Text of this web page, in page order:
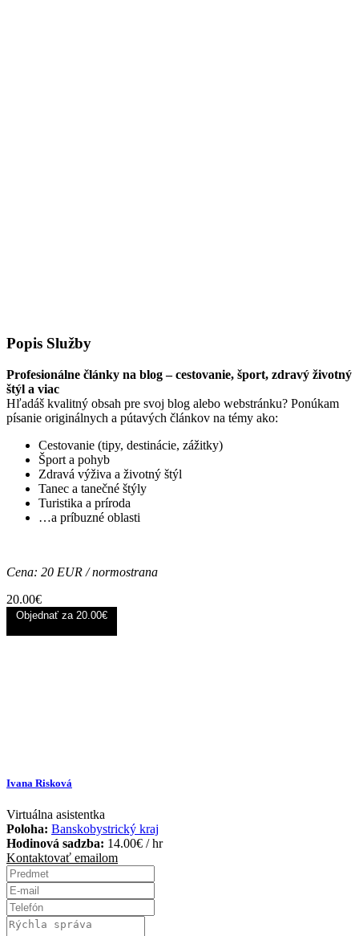
Popis Služby
Profesionálne články na blog – cestovanie, šport, zdravý životný
štýl a viac
Hľadáš kvalitný obsah pre svoj blog alebo webstránku? Ponúkam
písanie originálnych a pútavých článkov na témy ako:
Cestovanie (tipy, destinácie, zážitky)
Šport a pohyb
Zdravá výživa a životný štýl
Tanec a tanečné štýly
Turistika a príroda
…a príbuzné oblasti
Cena: 20 EUR / normostrana
20.00€
Objednať za 20.00€
Ivana Risková
Virtuálna asistentka
Poloha: Banskobystrický kraj
Hodinová sadzba: 14.00€ / hr
Kontaktovať emailom